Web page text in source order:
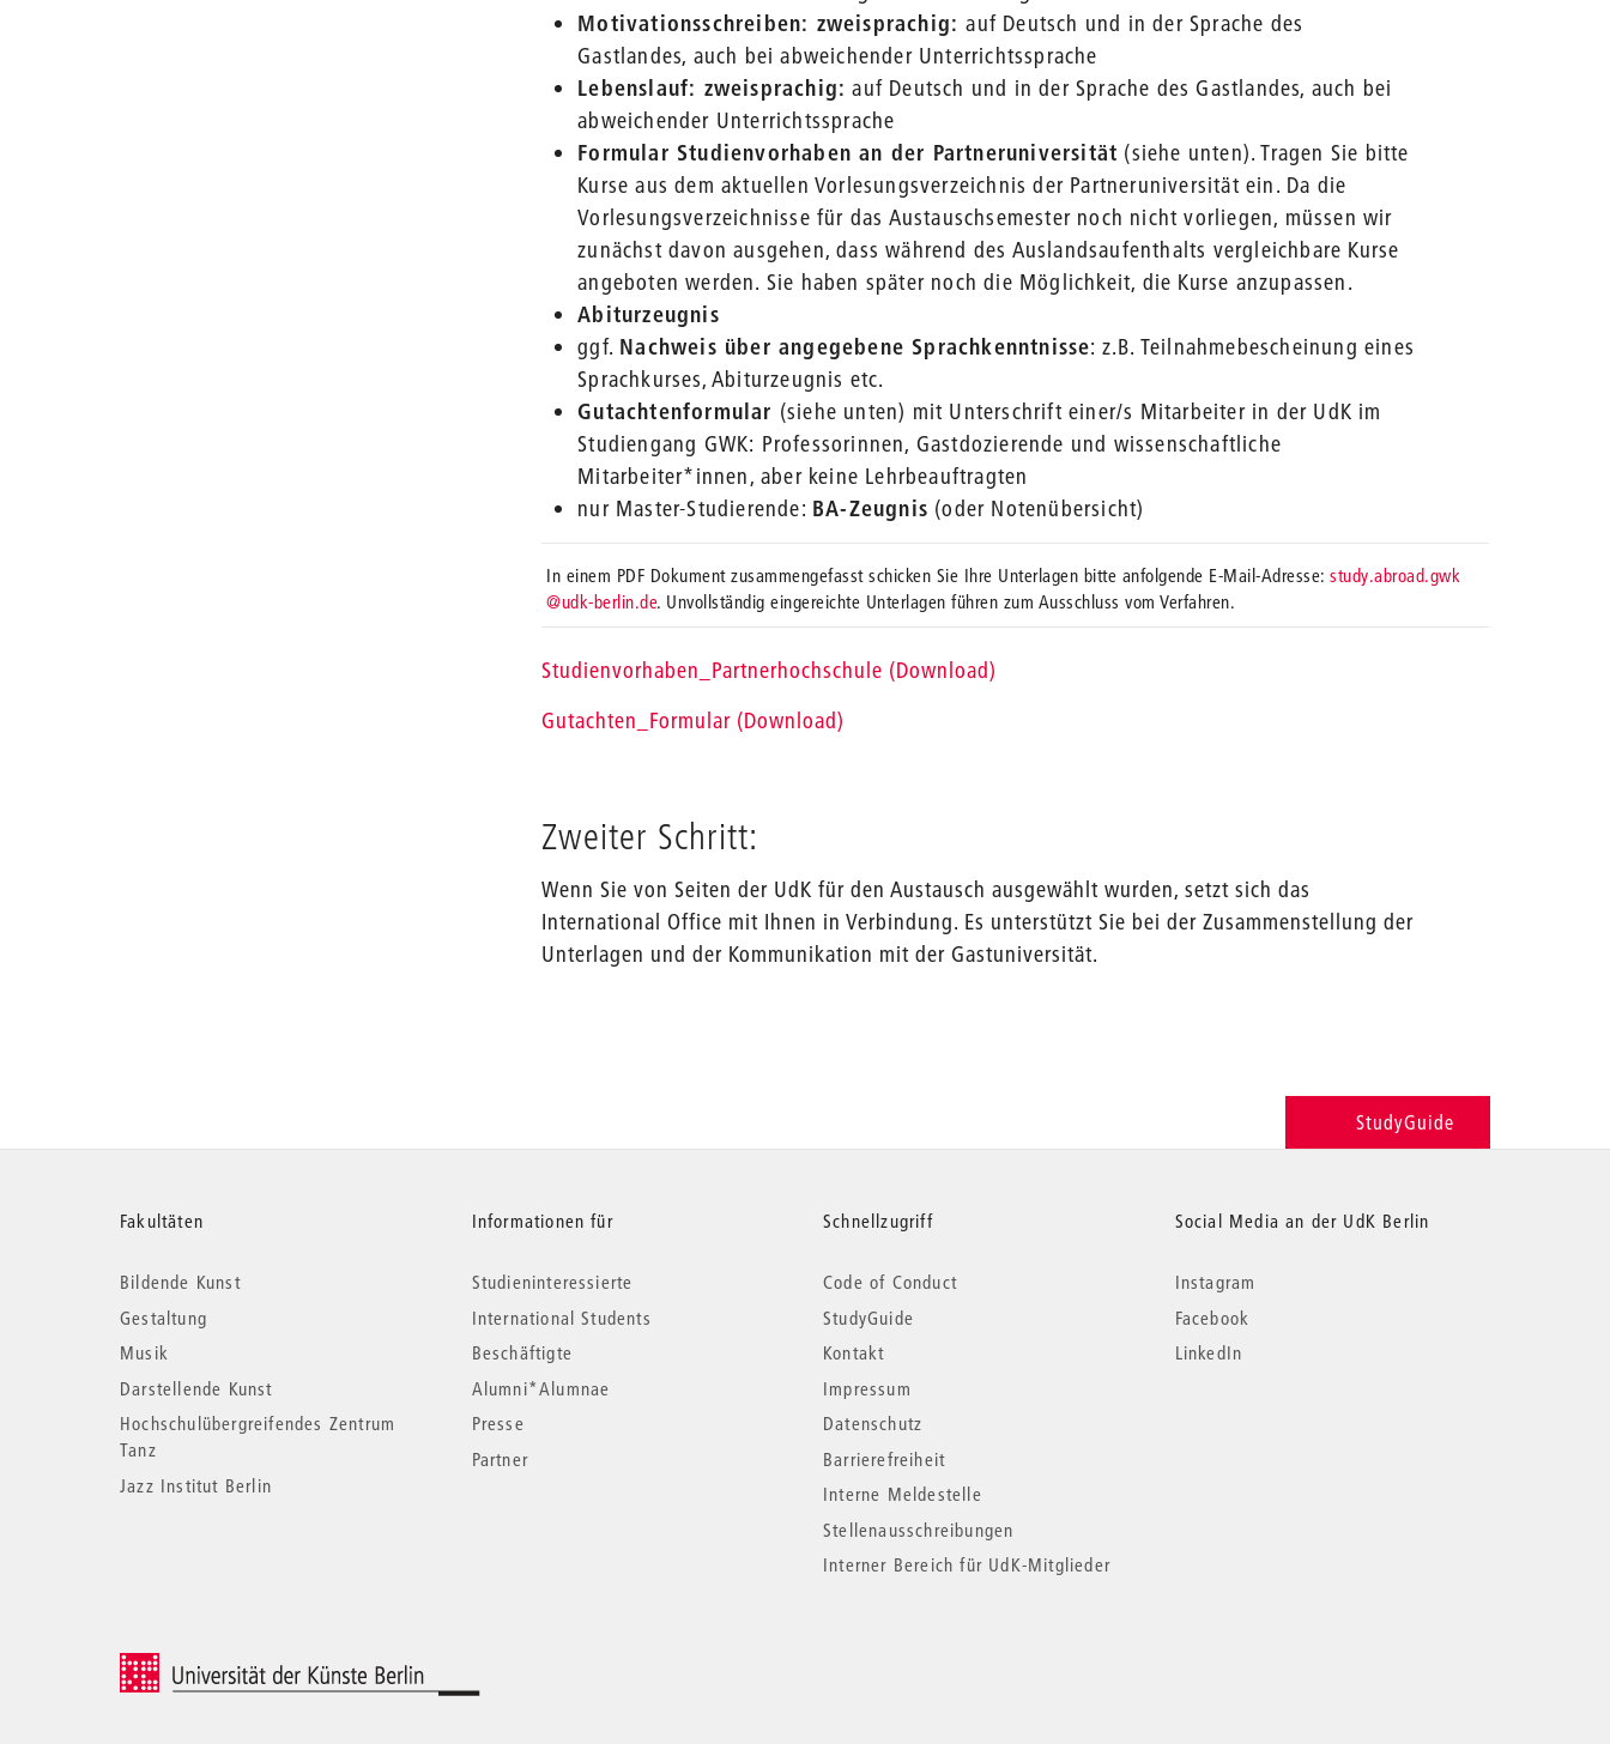
Motivationsschreiben: zweisprachig:auf Deutsch und in der Sprache des
Gastlandes, auch bei abweichender Unterrichtssprache
Lebenslauf: zweisprachig: auf Deutsch und in der Sprache des Gastlandes, auch bei
abweichender Unterrichtssprache
Formular Studienvorhaben an der Partneruniversität (siehe unten). Tragen Sie bitte
Kurse aus dem aktuellen Vorlesungsverzeichnis der Partneruniversität ein. Da die
Vorlesungsverzeichnisse für das Austauschsemester noch nicht vorliegen, müssen wir
zunächst davon ausgehen, dass während des Auslandsaufenthalts vergleichbare Kurse
angeboten werden. Sie haben später noch die Möglichkeit, die Kurse anzupassen.
Abiturzeugnis
ggf. Nachweis über angegebene Sprachkenntnisse: z.B. Teilnahmebescheinung eines
Sprachkurses, Abiturzeugnis etc.
Gutachtenformular (siehe unten) mit Unterschrift einer/s Mitarbeiter in der UdK im
Studiengang GWK: Professorinnen, Gastdozierende und wissenschaftliche
Mitarbeiter*innen, aber keine Lehrbeauftragten
nur Master-Studierende: BA-Zeugnis (oder Notenübersicht)
In einem PDF Dokument zusammengefasst schicken Sie Ihre Unterlagen bitte anfolgende E-Mail-Adresse:study.abroad.gwk
@udk-berlin.de. Unvollständig eingereichte Unterlagen führen zum Ausschluss vom Verfahren.
Studienvorhaben_Partnerhochschule (Download)
Gutachten_Formular (Download)
Zweiter Schritt:
Wenn Sie von Seiten der UdK für den Austausch ausgewählt wurden, setzt sich das
International Office mit Ihnen in Verbindung. Es unterstützt Sie bei der Zusammenstellung der
Unterlagen und der Kommunikation mit der Gastuniversität.
StudyGuide
Weitere
Informationen
Fakultäten
Bildende Kunst
Gestaltung
Musik
Darstellende Kunst
Hochschulübergreifendes Zentrum
Tanz
Jazz Institut Berlin
Informationen für
Studieninteressierte
International Students
Beschäftigte
Alumni*Alumnae
Presse
Partner
Schnellzugriff
Code of Conduct
StudyGuide
Kontakt
Impressum
Datenschutz
Barrierefreiheit
Interne Meldestelle
Stellenausschreibungen
Interner Bereich für UdK-Mitglieder
Social Media an der UdK Berlin
Instagram
Facebook
LinkedIn
© 2026 Universität der Künste Berlin